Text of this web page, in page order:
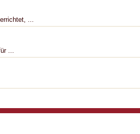
...
...